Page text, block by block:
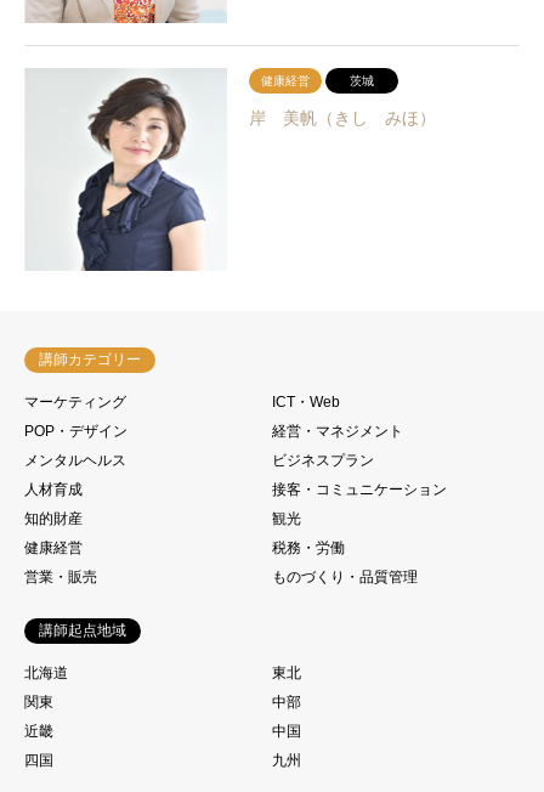
健康経営 茨城
岸 美帆（きし みほ）
講師カテゴリー
マーケティング
ICT・Web
POP・デザイン
経営・マネジメント
メンタルヘルス
ビジネスプラン
人材育成
接客・コミュニケーション
知的財産
観光
健康経営
税務・労働
営業・販売
ものづくり・品質管理
講師起点地域
北海道
東北
関東
中部
近畿
中国
四国
九州